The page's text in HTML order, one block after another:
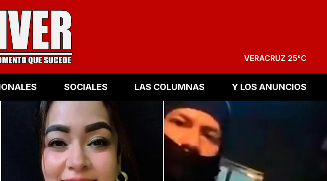
VERACRUZ 25°C
SOCIALES LAS COLUMNAS Y LOS ANUNCIOS